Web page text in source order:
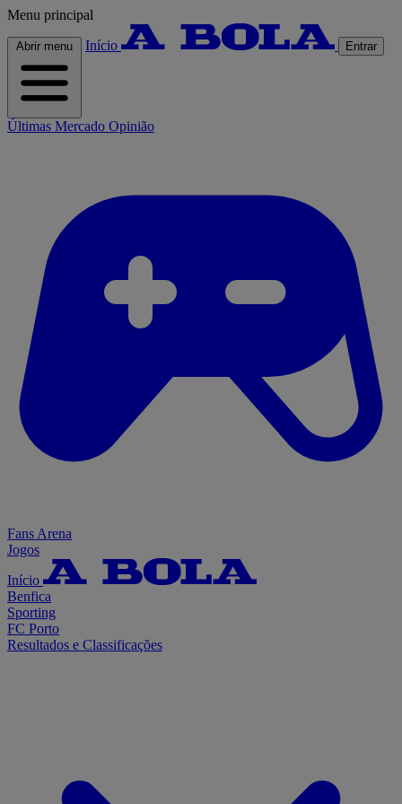
Menu principal
Abrir menu Início Entrar
Últimas Mercado Opinião
Fans Arena
Jogos
Início
Benfica
Sporting
FC Porto
Resultados e Classificações